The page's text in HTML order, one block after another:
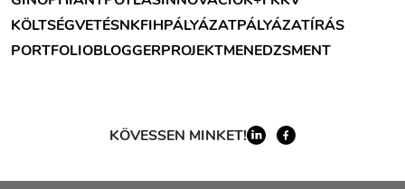
KÖLTSÉGVETÉSNKFIHPÁLYÁZATPÁLYÁZATÍRÁS
PORTFOLIOBLOGGERPROJEKTMENEDZSMENT
KÖVESSEN MINKET!